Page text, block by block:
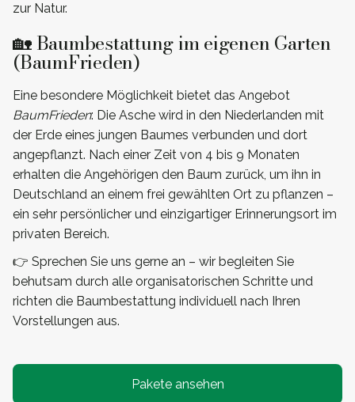
zur Natur.
🏡 Baumbestattung im eigenen Garten
(BaumFrieden)
Eine besondere Möglichkeit bietet das Angebot
BaumFrieden: Die Asche wird in den Niederlanden mit
der Erde eines jungen Baumes verbunden und dort
angepflanzt. Nach einer Zeit von 4 bis 9 Monaten
erhalten die Angehörigen den Baum zurück, um ihn in
Deutschland an einem frei gewählten Ort zu pflanzen –
ein sehr persönlicher und einzigartiger Erinnerungsort im
privaten Bereich.
👉 Sprechen Sie uns gerne an – wir begleiten Sie
behutsam durch alle organisatorischen Schritte und
richten die Baumbestattung individuell nach Ihren
Vorstellungen aus.
Pakete ansehen